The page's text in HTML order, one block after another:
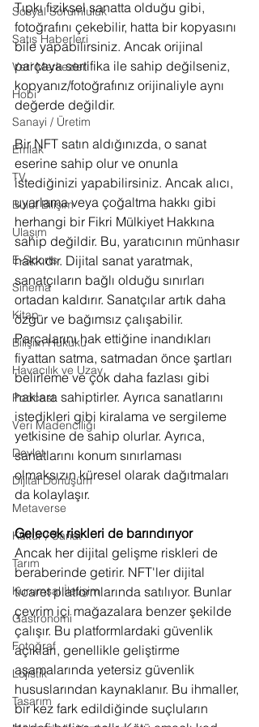
Sosyal Sorumluluk
Satış Haberleri
Veri Merkezleri
Hobi
Sanayi / Üretim
Emlak
TV
Bulut Bilişim
Ulaşım
E-Sports
Sinema
Kitap
Bilişim Hukuku
Havacılık ve Uzay
Podcast
Veri Madenciliği
Devlet
Dijital Dönüşüm
Metaverse
Kültür / Sanat
Tarım
Kurumsal İletişim
Gastronomi
Fotoğraf
Lojistik
Tasarım
Tıpkı fiziksel sanatta olduğu gibi,
fotoğrafını çekebilir, hatta bir kopyasını
bile yapabilirsiniz. Ancak orijinal
parçaya sertifika ile sahip değilseniz,
kopyanız/fotoğrafınız orijinaliyle aynı
değerde değildir.
Bir NFT satın aldığınızda, o sanat
eserine sahip olur ve onunla
istediğinizi yapabilirsiniz. Ancak alıcı,
uyarlama veya çoğaltma hakkı gibi
herhangi bir Fikri Mülkiyet Hakkına
sahip değildir. Bu, yaratıcının münhasır
hakkıdır. Dijital sanat yaratmak,
sanatçıların bağlı olduğu sınırları
ortadan kaldırır. Sanatçılar artık daha
özgür ve bağımsız çalışabilir.
Parçalarını hak ettiğine inandıkları
fiyattan satma, satmadan önce şartları
belirleme ve çok daha fazlası gibi
haklara sahiptirler. Ayrıca sanatlarını
istedikleri gibi kiralama ve sergileme
yetkisine de sahip olurlar. Ayrıca,
sanatlarını konum sınırlaması
olmaksızın küresel olarak dağıtmaları
da kolaylaşır.
Gelecek riskleri de barındırıyor
Ancak her dijital gelişme riskleri de
beraberinde getirir. NFT'ler dijital
ticaret platformlarında satılıyor. Bunlar
çevrim içi mağazalara benzer şekilde
çalışır. Bu platformlardaki güvenlik
açıkları, genellikle geliştirme
aşamalarında yetersiz güvenlik
hususlarından kaynaklanır. Bu ihmaller,
bir kez fark edildiğinde suçluların